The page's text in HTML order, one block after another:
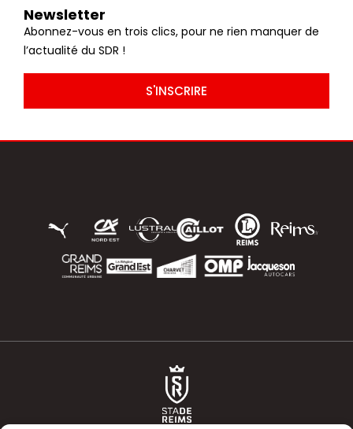
Newsletter
Abonnez-vous en trois clics, pour ne rien manquer de
l’actualité du SDR !
S'INSCRIRE